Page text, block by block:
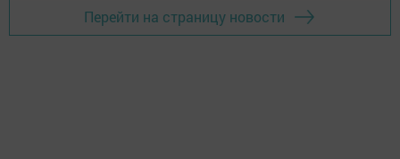
Перейти на страницу новости